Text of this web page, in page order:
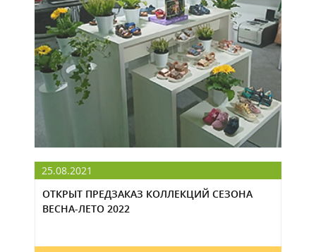
25.08.2021
ОТКРЫТ ПРЕДЗАКАЗ КОЛЛЕКЦИЙ СЕЗОНА
ВЕСНА-ЛЕТО 2022